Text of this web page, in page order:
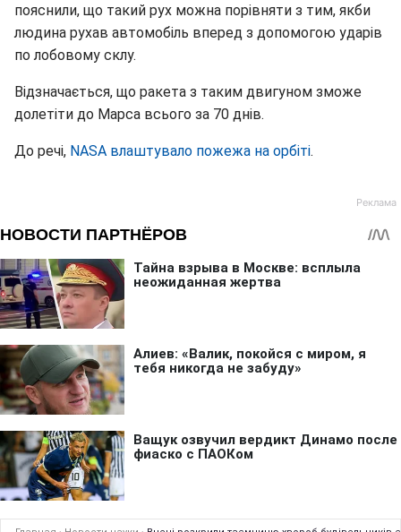
пояснили, що такий рух можна порівняти з тим, якби
людина рухав автомобіль вперед з допомогою ударів
по лобовому склу.
Відзначається, що ракета з таким двигуном зможе
долетіти до Марса всього за 70 днів.
До речі, NASA влаштувало пожежа на орбіті.